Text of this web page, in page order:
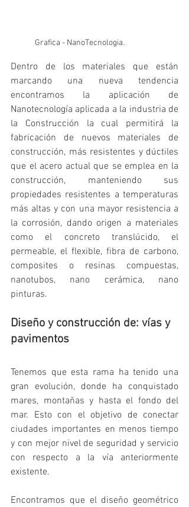
Grafica - NanoTecnologia.
Dentro de los materiales que están
marcando una nueva tendencia
encontramos la aplicación de
Nanotecnología aplicada a la industria de
la Construcción la cual permitirá la
fabricación de nuevos materiales de
construcción, más resistentes y dúctiles
que el acero actual que se emplea en la
construcción, manteniendo sus
propiedades resistentes a temperaturas
más altas y con una mayor resistencia a
la corrosión, dando origen a materiales
como el concreto translúcido, el
permeable, el flexible, fibra de carbono,
composites o resinas compuestas,
nanotubos, nano cerámica, nano
pinturas.
Diseño y construcción de: vías y
pavimentos
Tenemos que esta rama ha tenido una
gran evolución, donde ha conquistado
mares, montañas y hasta el fondo del
mar. Esto con el objetivo de conectar
ciudades importantes en menos tiempo
y con mejor nivel de seguridad y servicio
con respecto a la vía anteriormente
existente.
Encontramos que el diseño geométrico